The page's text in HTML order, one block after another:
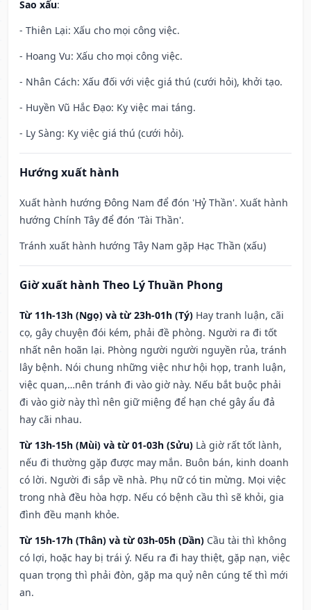
Sao xấu:
- Thiên Lại: Xấu cho mọi công việc.
- Hoang Vu: Xấu cho mọi công việc.
- Nhân Cách: Xấu đối với việc giá thú (cưới hỏi), khởi tạo.
- Huyền Vũ Hắc Đạo: Kỵ việc mai táng.
- Ly Sàng: Kỵ việc giá thú (cưới hỏi).
Hướng xuất hành
Xuất hành hướng Đông Nam để đón 'Hỷ Thần'. Xuất hành
hướng Chính Tây để đón 'Tài Thần'.
Tránh xuất hành hướng Tây Nam gặp Hạc Thần (xấu)
Giờ xuất hành Theo Lý Thuần Phong
Từ 11h-13h (Ngọ) và từ 23h-01h (Tý) Hay tranh luận, cãi
cọ, gây chuyện đói kém, phải đề phòng. Người ra đi tốt
nhất nên hoãn lại. Phòng người người nguyền rủa, tránh
lây bệnh. Nói chung những việc như hội họp, tranh luận,
việc quan,…nên tránh đi vào giờ này. Nếu bắt buộc phải
đi vào giờ này thì nên giữ miệng để hạn ché gây ẩu đả
hay cãi nhau.
Từ 13h-15h (Mùi) và từ 01-03h (Sửu) Là giờ rất tốt lành,
nếu đi thường gặp được may mắn. Buôn bán, kinh doanh
có lời. Người đi sắp về nhà. Phụ nữ có tin mừng. Mọi việc
trong nhà đều hòa hợp. Nếu có bệnh cầu thì sẽ khỏi, gia
đình đều mạnh khỏe.
Từ 15h-17h (Thân) và từ 03h-05h (Dần) Cầu tài thì không
có lợi, hoặc hay bị trái ý. Nếu ra đi hay thiệt, gặp nạn, việc
quan trọng thì phải đòn, gặp ma quỷ nên cúng tế thì mới
an.